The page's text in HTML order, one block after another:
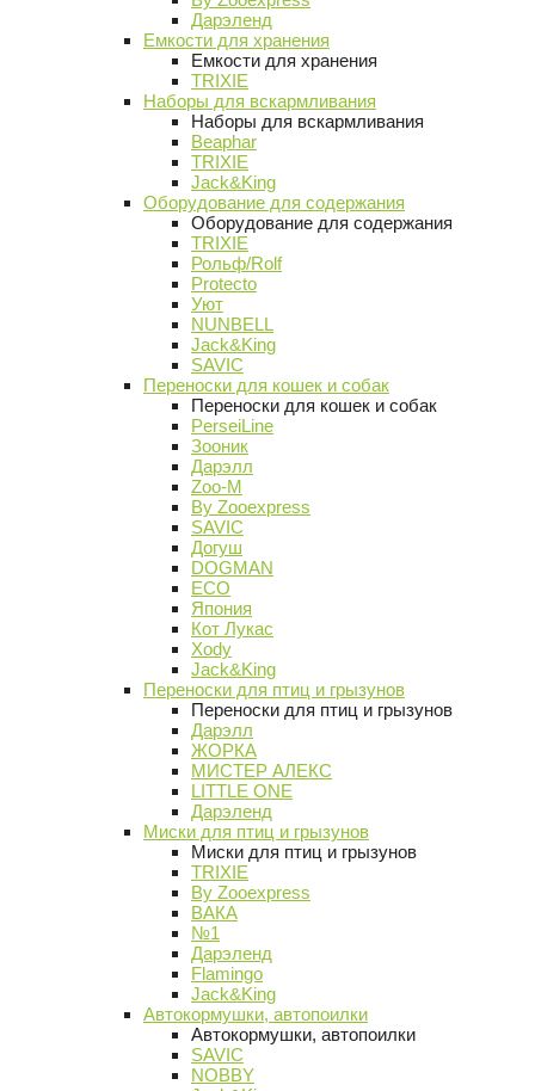
Дарэленд
Емкости для хранения
Емкости для хранения
TRIXIE
Наборы для вскармливания
Наборы для вскармливания
Beaphar
TRIXIE
Jack&King
Оборудование для содержания
Оборудование для содержания
TRIXIE
Рольф/Rolf
Protecto
Уют
NUNBELL
Jack&King
SAVIC
Переноски для кошек и собак
Переноски для кошек и собак
PerseiLine
Зооник
Дарэлл
Zoo-M
By Zooexpress
SAVIC
Догуш
DOGMAN
ECO
Япония
Кот Лукас
Xody
Jack&King
Переноски для птиц и грызунов
Переноски для птиц и грызунов
Дарэлл
ЖОРКА
МИСТЕР АЛЕКС
LITTLE ONE
Дарэленд
Миски для птиц и грызунов
Миски для птиц и грызунов
TRIXIE
By Zooexpress
ВАКА
№1
Дарэленд
Flamingo
Jack&King
Автокормушки, автопоилки
Автокормушки, автопоилки
SAVIC
NOBBY